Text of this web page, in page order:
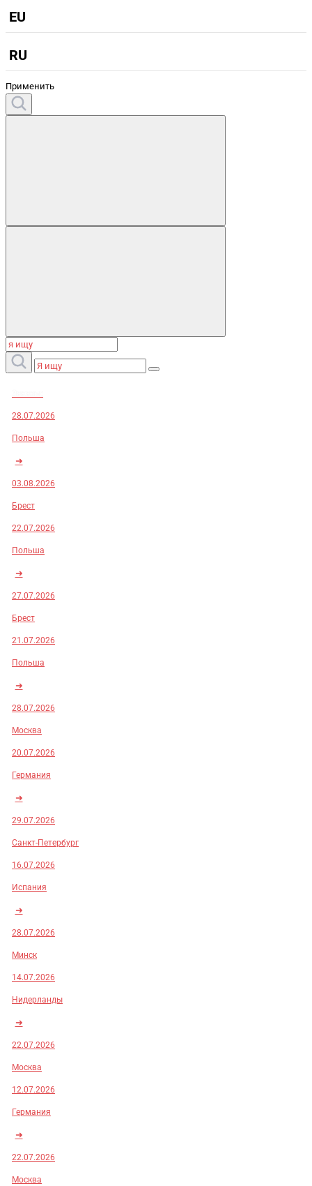
EU
RU
Применить
28.07.2026
Польша
➜
03.08.2026
Брест
22.07.2026
Польша
➜
27.07.2026
Брест
21.07.2026
Польша
➜
28.07.2026
Москва
20.07.2026
Германия
➜
29.07.2026
Санкт-Петербург
16.07.2026
Испания
➜
28.07.2026
Минск
14.07.2026
Нидерланды
➜
22.07.2026
Москва
12.07.2026
Германия
➜
22.07.2026
Москва